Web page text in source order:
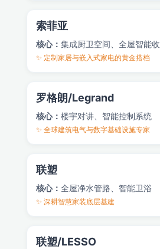
索菲亚
核心： 集成厨卫空间、全屋智能
✨ 定制家居与嵌入式家电的黄金搭档
罗格朗/Legrand
核心： 楼宇对讲、智能控制系统
✨ 全球建筑电气与数字基础设施专家
联塑
核心： 全屋净水管路、智能卫浴
✨ 深耕智慧家装底层基建
联塑/LESSO